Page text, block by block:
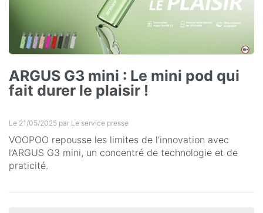
ARGUS G3 mini : Le mini pod qui
fait durer le plaisir !
Le 21/05/2025 par Le service presse
VOOPOO repousse les limites de l’innovation avec
l’ARGUS G3 mini, un concentré de technologie et de
praticité.